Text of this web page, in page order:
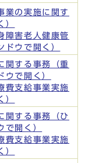
業の実施に関す
）
障害老人健康管
ドウで開く）
関する事務（重
ウで開く）
費支給事業実施
）
関する事務（ひ
で開く）
費支給事業実施
）